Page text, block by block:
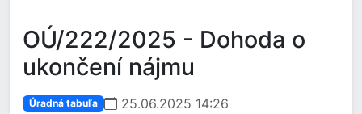
OÚ/222/2025 - Dohoda o
ukončení nájmu
Úradná tabuľa
25.06.2025 14:26